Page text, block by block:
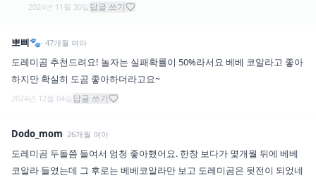
2024년 11월 30일 답글 쓰기
뽀삐🐾· 47개월 여아
도레미곰 추천드려요! 놀자는 실패확률이 50%라서요 베베 코알라고 좋아
하지만 확실히 도곰 좋아하더라고요~
2024년 12월 04일 답글 쓰기
Dodo_mom· 26개월 여아
도레미곰 두돌쯤 들여서 엄청 좋아했어요. 한창 보다가 몇개월 뒤에 베베
코알라 들였는데 그 후로는 베베코알라만 보고 도레미곰은 뒷전이 되었네